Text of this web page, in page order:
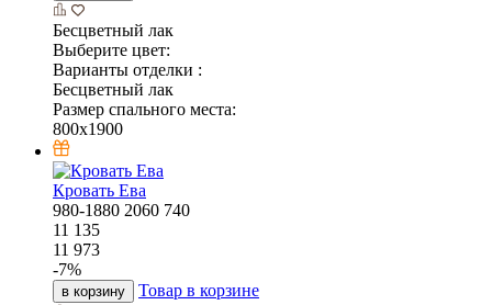
Бесцветный лак
Выберите цвет:
Варианты отделки :
Бесцветный лак
Размер спального места:
800х1900
Кровать Ева
980-1880 2060 740
11 135
11 973
-7%
в корзину Товар в корзине